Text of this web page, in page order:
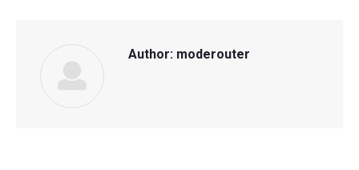
Author: moderouter